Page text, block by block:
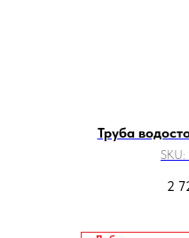
Труба
SKU:
2